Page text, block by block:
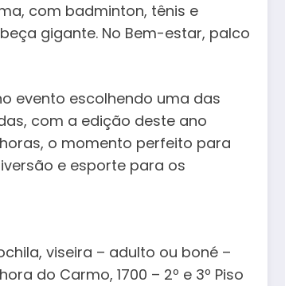
com badminton, tênis e
gigante. No Bem-estar, palco
evento escolhendo uma das
com a edição deste ano
o momento perfeito para
e esporte para os
viseira – adulto ou boné –
do Carmo, 1700 – 2º e 3º Piso